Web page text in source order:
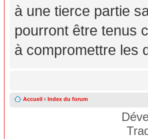
à une tierce partie
pourront être tenus
à compromettre les
Accueil ‹ Index du forum